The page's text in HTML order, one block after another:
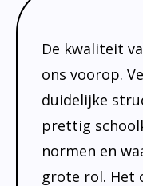
KomKids
Ouderraad
Documentatie
Formulieren
Contact
De kwaliteit
ons voorop.
duidelijke
prettig
normen en
grote rol. Het